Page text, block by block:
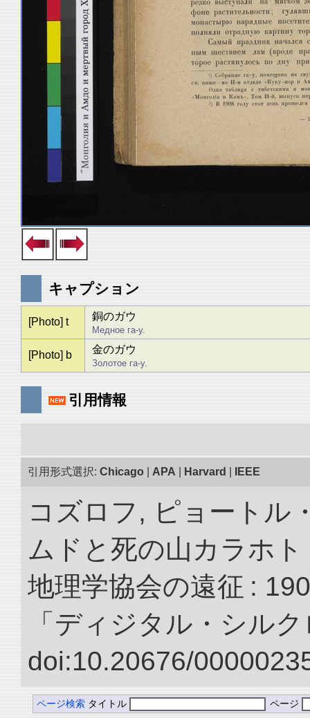
キャプション
[Photo] t 銅のガウ
Медное га-у.
[Photo] b 金のガウ
Золотое га-у.
引用情報
引用形式選択: Chicago APA Harvard IEEE
コズロフ, ピョートル
ムドと死の山カラホ
地理学協会の遠征 :
「ディジタル・シル
doi:10.20676/
ページ検索 タイトル ページ